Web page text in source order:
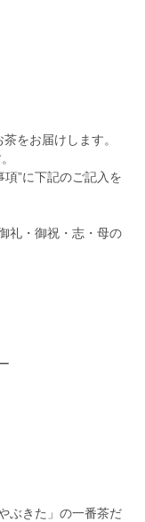
をお届けします。
”に下記のご記入を
礼・御祝・志・母の
ぶきた」の一番茶だ